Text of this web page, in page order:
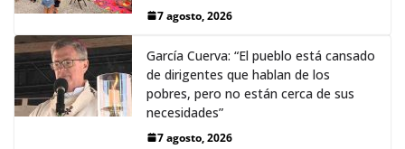
7 agosto, 2026
García Cuerva: “El pueblo está cansado
de dirigentes que hablan de los
pobres, pero no están cerca de sus
necesidades”
7 agosto, 2026